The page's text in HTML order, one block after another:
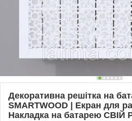
Декоративна решітка на
SMARTWOOD | Екран для
Накладка на батарею СВІЙ